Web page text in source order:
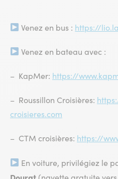
Venez en bus : https://
Venez en bateau avec :
– KapMer: https://
– Roussillon Croisières:
croisieres.com
– CTM croisières: https://
En voiture, privilégiez le